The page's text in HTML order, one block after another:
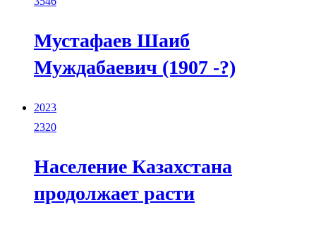
Мустафаев Шаиб
Муждабаевич (1907 -?)
2023
2320
Население Казахстана
продолжает расти